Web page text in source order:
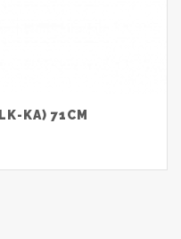
KA) 71CM